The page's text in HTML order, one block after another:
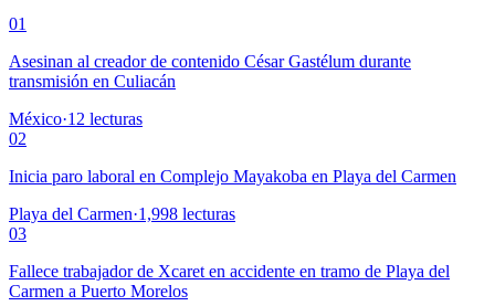
01
Asesinan al creador de contenido César Gastélum durante
transmisión en Culiacán
México·12 lecturas
02
Inicia paro laboral en Complejo Mayakoba en Playa del Carmen
Playa del Carmen·1,998 lecturas
03
Fallece trabajador de Xcaret en accidente en tramo de Playa del
Carmen a Puerto Morelos